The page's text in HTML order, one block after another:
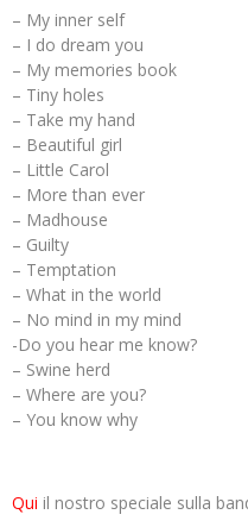
– My inner self
– I do dream you
– My memories book
– Tiny holes
– Take my hand
– Beautiful girl
– Little Carol
– More than ever
– Madhouse
– Guilty
– Temptation
– What in the world
– No mind in my mind
-Do you hear me know?
– Swine herd
– Where are you?
– You know why
Qui il nostro speciale sulla